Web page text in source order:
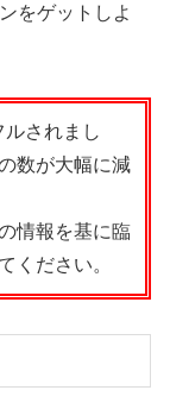
をゲットしよ
されまし
数が大幅に減
情報を基に臨
ください。